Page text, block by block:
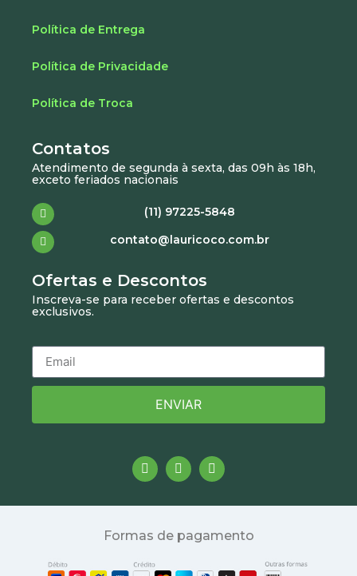
Política de Entrega
Política de Privacidade
Política de Troca
Contatos
Atendimento de segunda à sexta, das 09h às 18h,
exceto feriados nacionais
(11) 97225-5848
contato@lauricoco.com.br
Ofertas e Descontos
Inscreva-se para receber ofertas e descontos
exclusivos.
ENVIAR
Formas de pagamento